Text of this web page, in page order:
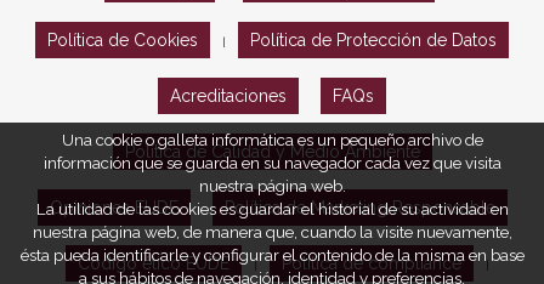
Política de Cookies Política de Protección de Datos
Acreditaciones FAQs
Política de Calidad y Medio Ambiente
Opiniones EUDE Política de Marketing Responsable
Código ético EUDE Política de compliance
Una cookie o galleta informática es un pequeño archivo de
información que se guarda en su navegador cada vez que visita
nuestra página web.
La utilidad de las cookies es guardar el historial de su actividad en
nuestra página web, de manera que, cuando la visite nuevamente,
ésta pueda identificarle y configurar el contenido de la misma en base
a sus hábitos de navegación, identidad y preferencias.